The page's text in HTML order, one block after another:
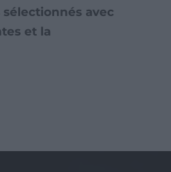
avec
et la